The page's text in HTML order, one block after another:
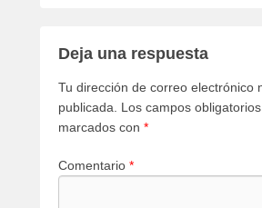
Deja una respuesta
Tu dirección de correo electrónico
publicada. Los campos
marcados con *
Comentario *